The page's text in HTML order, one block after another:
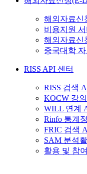
해외자료신
비용지원
해외자료신
중국대학
RISS API 센터
RISS 검색
KOCW 강
WILL 연계
Rinfo 통계
FRIC 검색
SAM 분석
활용 및 참